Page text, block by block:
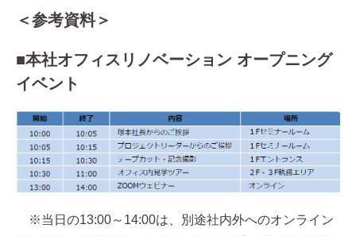
＜参考資料＞
■本社オフィスリノベーション オープニング
イベント
※当日の13:00～14:00は、別途社内外へのオンライン